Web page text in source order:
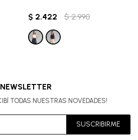
$ 2.422 $ 2.990
NEWSLETTER
TODAS NUESTRAS NOVEDADES!
SUSCRIBIRME